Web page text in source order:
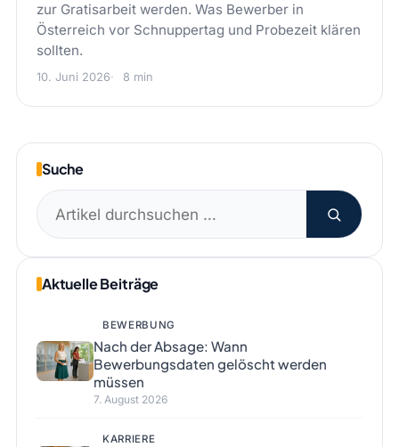
zur Gratisarbeit werden. Was Bewerber in
Österreich vor Schnuppertag und Probezeit klären
sollten.
10. Juni 2026 8 min
Suche
Suchen
nach:
Aktuelle Beiträge
BEWERBUNG
Nach der Absage: Wann
Bewerbungsdaten gelöscht werden
müssen
7. August 2026
KARRIERE